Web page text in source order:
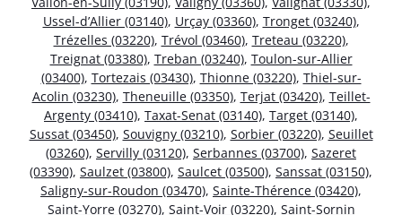
Ussel-d’Allier (03140), Urçay (03360), Tronget (03240),
Trézelles (03220), Trévol (03460), Treteau (03220),
Treignat (03380), Treban (03240), Toulon-sur-Allier
(03400), Tortezais (03430), Thionne (03220), Thiel-sur-
Acolin (03230), Theneuille (03350), Terjat (03420), Teillet-
Argenty (03410), Taxat-Senat (03140), Target (03140),
Sussat (03450), Souvigny (03210), Sorbier (03220), Seuillet
(03260), Servilly (03120), Serbannes (03700), Sazeret
(03390), Saulzet (03800), Saulcet (03500), Sanssat (03150),
Saligny-sur-Roudon (03470), Sainte-Thérence (03420),
Saint-Yorre (03270), Saint-Voir (03220), Saint-Sornin